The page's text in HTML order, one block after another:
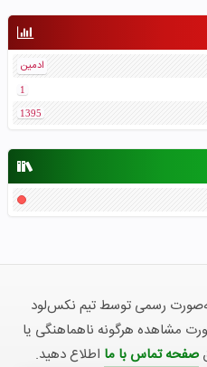
ادمین
1
1395
رسمی توسط تیم نکس‌لود
مشاهده هرگونه ناهماهنگی یا
صفحه تماس با ما اطلاع دهید.